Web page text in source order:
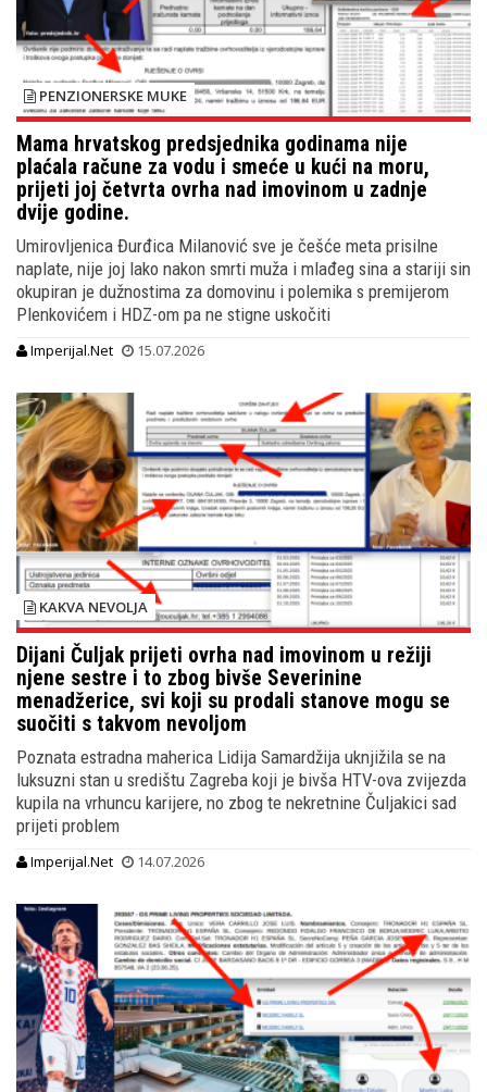
PENZIONERSKE MUKE
Mama hrvatskog predsjednika godinama nije
plaćala račune za vodu i smeće u kući na moru,
prijeti joj četvrta ovrha nad imovinom u zadnje
dvije godine.
Umirovljenica Đurđica Milanović sve je češće meta prisilne
naplate, nije joj lako nakon smrti muža i mlađeg sina a stariji sin
okupiran je dužnostima za domovinu i polemika s premijerom
Plenkovićem i HDZ-om pa ne stigne uskočiti
Imperijal.Net 15.07.2026
KAKVA NEVOLJA
Dijani Čuljak prijeti ovrha nad imovinom u režiji
njene sestre i to zbog bivše Severinine
menadžerice, svi koji su prodali stanove mogu se
suočiti s takvom nevoljom
Poznata estradna maherica Lidija Samardžija uknjižila se na
luksuzni stan u središtu Zagreba koji je bivša HTV-ova zvijezda
kupila na vrhuncu karijere, no zbog te nekretnine Čuljakici sad
prijeti problem
Imperijal.Net 14.07.2026